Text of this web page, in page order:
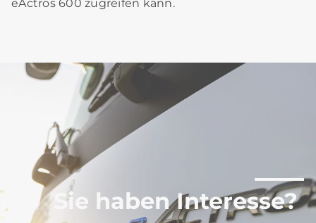
eActros 600 zugreifen kann.
Sie haben Interesse?